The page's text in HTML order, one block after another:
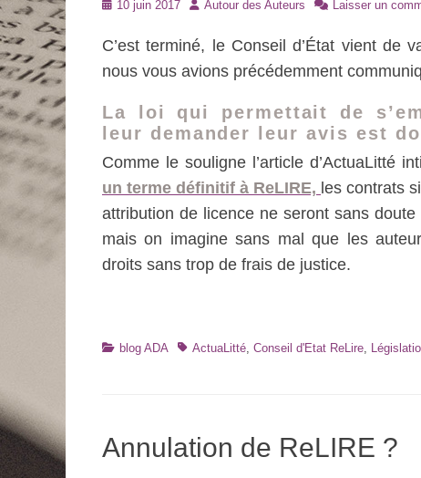
Posté10 juin 2017 Auteur
Autour des Auteurs Laisser un
C’est terminé, le Conseil d’État vient de
nous vous avions précédemment
La loi qui permettait de
leur demander leur avis est
Comme le souligne l’article d’ActuaLitté
un terme définitif à ReLIRE, les contrats
attribution de licence ne seront sans
mais on imagine sans mal que les
droits sans trop de frais de justice.
Catégories
blog ADA TagsActuaLitté, Conseil d'Etat ReLire,
Annulation de ReLIRE ?